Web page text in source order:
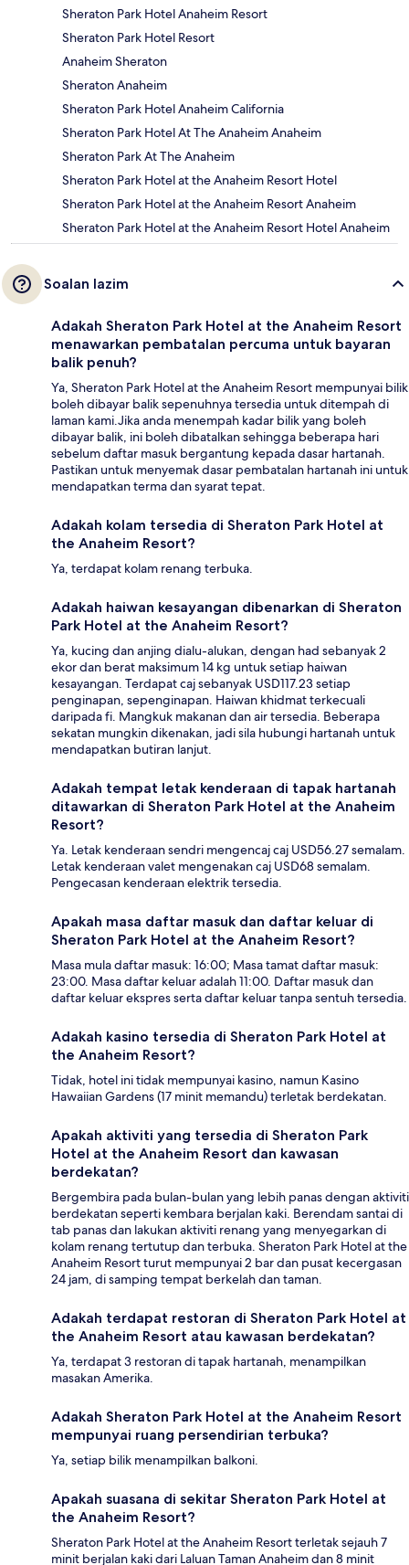
Sheraton Park Hotel Anaheim Resort
Sheraton Park Hotel Resort
Anaheim Sheraton
Sheraton Anaheim
Sheraton Park Hotel Anaheim California
Sheraton Park Hotel At The Anaheim Anaheim
Sheraton Park At The Anaheim
Sheraton Park Hotel at the Anaheim Resort Hotel
Sheraton Park Hotel at the Anaheim Resort Anaheim
Sheraton Park Hotel at the Anaheim Resort Hotel Anaheim
Soalan lazim
Adakah Sheraton Park Hotel at the Anaheim Resort
menawarkan pembatalan percuma untuk bayaran
balik penuh?
Ya, Sheraton Park Hotel at the Anaheim Resort mempunyai bilik
boleh dibayar balik sepenuhnya tersedia untuk ditempah di
laman kami.Jika anda menempah kadar bilik yang boleh
dibayar balik, ini boleh dibatalkan sehingga beberapa hari
sebelum daftar masuk bergantung kepada dasar hartanah.
Pastikan untuk menyemak dasar pembatalan hartanah ini untuk
mendapatkan terma dan syarat tepat.
Adakah kolam tersedia di Sheraton Park Hotel at
the Anaheim Resort?
Ya, terdapat kolam renang terbuka.
Adakah haiwan kesayangan dibenarkan di Sheraton
Park Hotel at the Anaheim Resort?
Ya, kucing dan anjing dialu-alukan, dengan had sebanyak 2
ekor dan berat maksimum 14 kg untuk setiap haiwan
kesayangan. Terdapat caj sebanyak USD117.23 setiap
penginapan, sepenginapan. Haiwan khidmat terkecuali
daripada fi. Mangkuk makanan dan air tersedia. Beberapa
sekatan mungkin dikenakan, jadi sila hubungi hartanah untuk
mendapatkan butiran lanjut.
Adakah tempat letak kenderaan di tapak hartanah
ditawarkan di Sheraton Park Hotel at the Anaheim
Resort?
Ya. Letak kenderaan sendri mengencaj caj USD56.27 semalam.
Letak kenderaan valet mengenakan caj USD68 semalam.
Pengecasan kenderaan elektrik tersedia.
Apakah masa daftar masuk dan daftar keluar di
Sheraton Park Hotel at the Anaheim Resort?
Masa mula daftar masuk: 16:00; Masa tamat daftar masuk:
23:00. Masa daftar keluar adalah 11:00. Daftar masuk dan
daftar keluar ekspres serta daftar keluar tanpa sentuh tersedia.
Adakah kasino tersedia di Sheraton Park Hotel at
the Anaheim Resort?
Tidak, hotel ini tidak mempunyai kasino, namun Kasino
Hawaiian Gardens (17 minit memandu) terletak berdekatan.
Apakah aktiviti yang tersedia di Sheraton Park
Hotel at the Anaheim Resort dan kawasan
berdekatan?
Bergembira pada bulan-bulan yang lebih panas dengan aktiviti
berdekatan seperti kembara berjalan kaki. Berendam santai di
tab panas dan lakukan aktiviti renang yang menyegarkan di
kolam renang tertutup dan terbuka. Sheraton Park Hotel at the
Anaheim Resort turut mempunyai 2 bar dan pusat kecergasan
24 jam, di samping tempat berkelah dan taman.
Adakah terdapat restoran di Sheraton Park Hotel at
the Anaheim Resort atau kawasan berdekatan?
Ya, terdapat 3 restoran di tapak hartanah, menampilkan
masakan Amerika.
Adakah Sheraton Park Hotel at the Anaheim Resort
mempunyai ruang persendirian terbuka?
Ya, setiap bilik menampilkan balkoni.
Apakah suasana di sekitar Sheraton Park Hotel at
the Anaheim Resort?
Sheraton Park Hotel at the Anaheim Resort terletak sejauh 7
minit berjalan kaki dari Laluan Taman Anaheim dan 8 minit